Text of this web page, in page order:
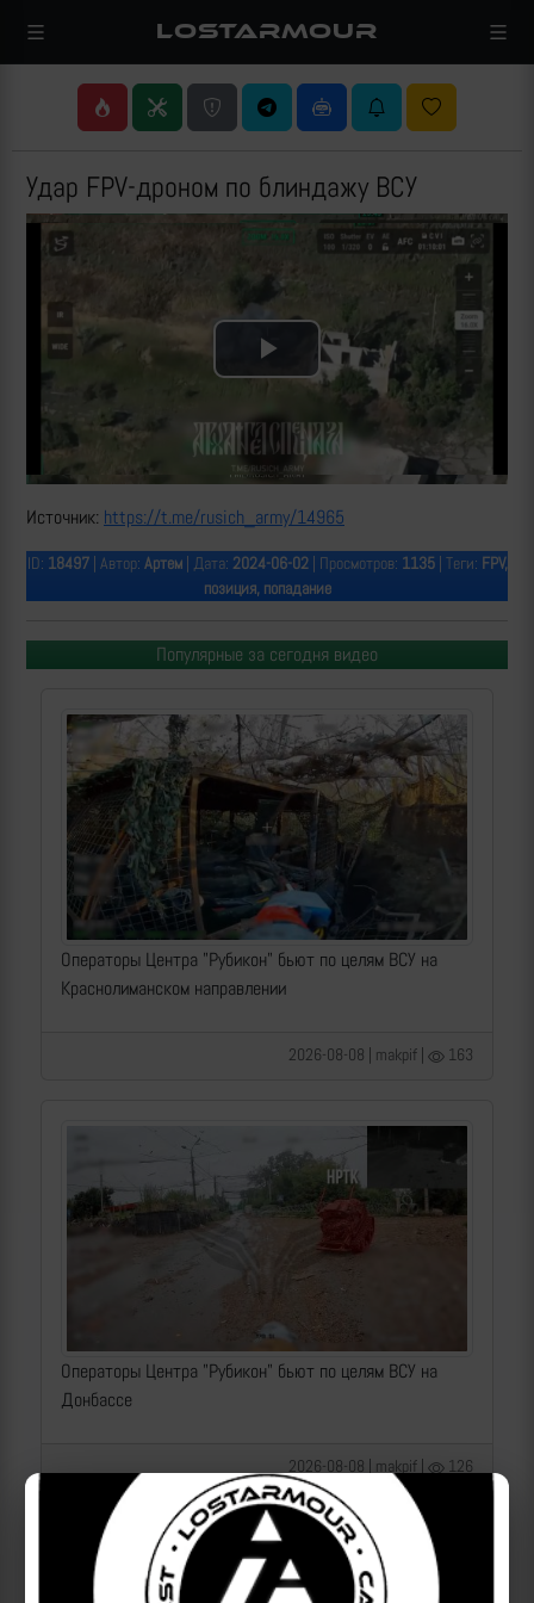
LOSTARMOUR
Удар FPV-дроном по блиндажу ВСУ
Play
Video
Источник: https://t.me/rusich_army/14965
ID: 18497| Автор: Артем| Дата: 2024-06-02| Просмотров: 1135| Теги: FPV,
позиция, попадание
Популярные за сегодня видео
Операторы Центра "Рубикон" бьют по целям ВСУ на
Краснолиманском направлении
2026-08-08 | makpif | 163
Операторы Центра "Рубикон" бьют по целям ВСУ на
Донбассе
2026-08-08 | makpif | 126